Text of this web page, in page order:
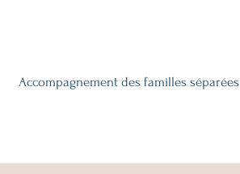
Accompagnement des familles séparées